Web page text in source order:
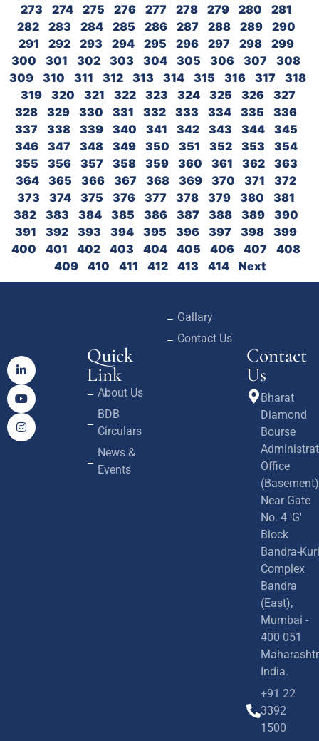
273
274 275 276 277 278 279 280
281
282
283 284 285 286 287 288 289
290
291
292 293 294 295 296 297 298
299
300
301 302 303 304 305 306 307
308
309
310 311 312 313 314 315 316 317
318
319
320 321 322 323 324 325 326
327
328
329 330 331 332 333 334 335
336
337
338 339 340 341 342 343 344
345
346
347 348 349 350 351 352 353
354
355
356 357 358 359 360 361 362
363
364
365 366 367 368 369 370 371
372
373
374 375 376 377 378 379 380
381
382
383 384 385 386 387 388 389
390
391
392 393 394 395 396 397 398
399
400
401 402 403 404 405 406 407
408
409
410 411 412 413 414 Next
Quick
Link
About Us
BDB
Circulars
News &
Events
Gallary
Contact Us
Contact
Us
Bharat
Diamond
Bourse
Office
(Basement)
Near Gate
No. 4 'G'
Block
Bandra-
Complex
Bandra
(East),
Mumbai -
400 051
India.
+91 22
3392
1500